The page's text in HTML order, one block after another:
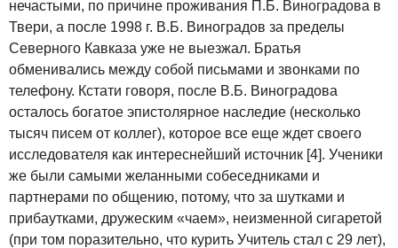
нечастыми, по причине проживания П.Б. Виноградова в
Твери, а после 1998 г. В.Б. Виноградов за пределы
Северного Кавказа уже не выезжал. Братья
обменивались между собой письмами и звонками по
телефону. Кстати говоря, после В.Б. Виноградова
осталось богатое эпистолярное наследие (несколько
тысяч писем от коллег), которое все еще ждет своего
исследователя как интереснейший источник [4]. Ученики
же были самыми желанными собеседниками и
партнерами по общению, потому, что за шутками и
прибаутками, дружеским «чаем», неизменной сигаретой
(при том поразительно, что курить Учитель стал с 29 лет),